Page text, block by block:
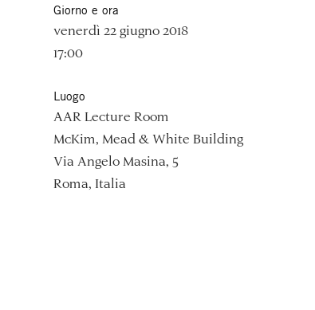
Giorno e ora
venerdì 22 giugno 2018
17:00
Luogo
AAR Lecture Room
McKim, Mead & White Building
Via Angelo Masina, 5
Roma, Italia